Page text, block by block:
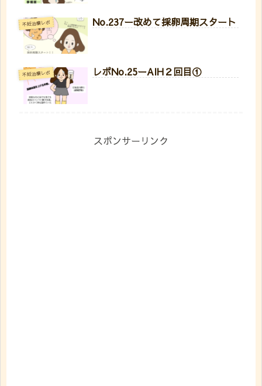
不妊治療レポ No.237ー改めて採卵周期スタート
不妊治療レポ レポNo.25ーAIH２回目①
スポンサーリンク